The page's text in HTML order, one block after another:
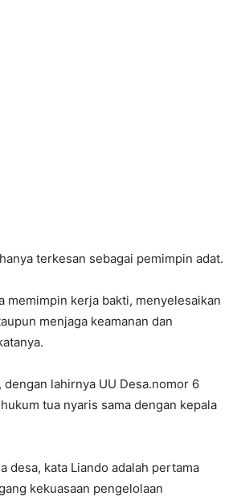
terkesan sebagai pemimpin adat.
memimpin kerja bakti, menyelesaikan
menjaga keamanan dan
dengan lahirnya UU Desa.nomor 6
tua nyaris sama dengan kepala
desa, kata Liando adalah pertama
kekuasaan pengelolaan